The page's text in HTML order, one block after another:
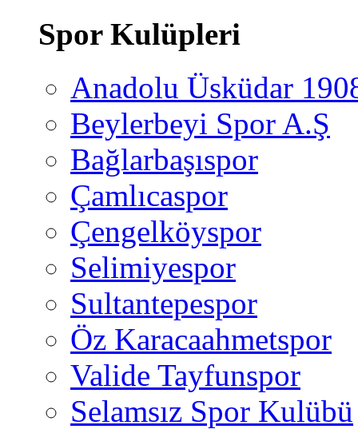
Spor Kulüpleri
Anadolu Üsküdar
Beylerbeyi Spor A.Ş
Bağlarbaşıspor
Çamlıcaspor
Çengelköyspor
Selimiyespor
Sultantepespor
Öz Karacaahmetspor
Valide Tayfunspor
Selamsız Spor Kulübü